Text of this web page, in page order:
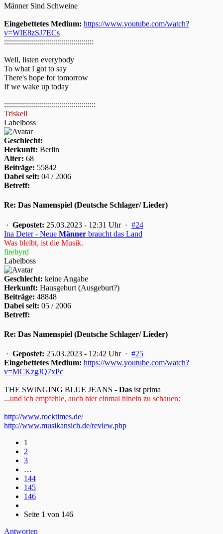
Männer Sind Schweine
Eingebettetes Medium: https://www.youtube.com/watch?
v=WIE8zSJ7ECs
:::::::::::::::::::::::::::::::::::::::::::::
Well, listen everybody
To what I got to say
There's hope for tomorrow
If we wake up today
::::::::::::::::::::::::::::::::::::::::::::::
Triskell
Labelboss
Geschlecht:
Herkunft: Berlin
Alter: 68
Beiträge: 55842
Dabei seit: 04 / 2006
Betreff:
Re: Das Namenspiel (Deutsche Schlager/ Lieder)
· Gepostet: 25.03.2023 - 12:31 Uhr · #24
Ina Deter - Neue Männer braucht das Land
Was bleibt, ist die Musik.
firebyrd
Labelboss
Geschlecht: keine Angabe
Herkunft: Hausgeburt (Ausgeburt?)
Beiträge: 48848
Dabei seit: 05 / 2006
Betreff:
Re: Das Namenspiel (Deutsche Schlager/ Lieder)
· Gepostet: 25.03.2023 - 12:42 Uhr · #25
Eingebettetes Medium: https://www.youtube.com/watch?
v=MCKzgJQ7xPc
THE SWINGING BLUE JEANS - Das ist prima
...und ich empfehle, auch hier einmal hinein zu schauen:
http://www.rocktimes.de/
http://www.musikansich.de/review.php
1
2
3
…
144
145
146
Seite 1 von 146
Antworten